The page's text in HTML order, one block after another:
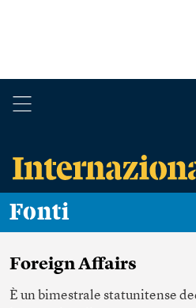
Fonti
Foreign Affairs
È un bimestrale statunitense